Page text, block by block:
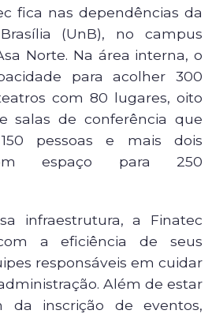
fica nas dependências da
(UnB), no campus
Norte. Na área interna, o
para acolher 300
com 80 lugares, oito
salas de conferência que
pessoas e mais dois
espaço para 250
infraestrutura, a Finatec
a eficiência de seus
responsáveis em cuidar
Além de estar
inscrição de eventos,